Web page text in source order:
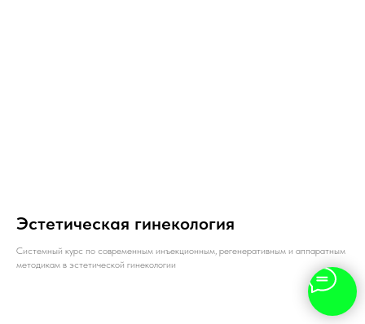
Эстетическая гинекология
Системный курс по современным инъекционным, регенеративным и аппаратным
методикам в эстетической гинекологии